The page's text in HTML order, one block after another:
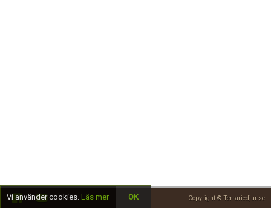
Copyright © Terrariedjur.se
Vi använder cookies. Läs mer OK